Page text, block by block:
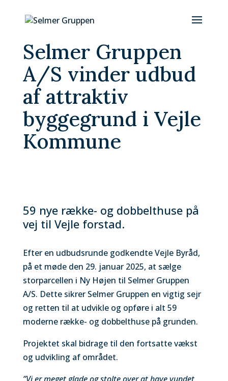
Selmer Gruppen
A/S vinder udbud
af attraktiv
byggegrund i Vejle
Kommune
59 nye række- og dobbelthuse på
vej til Vejle forstad.
Efter en udbudsrunde godkendte Vejle Byråd,
på et møde den 29. januar 2025, at sælge
storparcellen i Ny Højen til Selmer Gruppen
A/S. Dette sikrer Selmer Gruppen en vigtig sejr
og retten til at udvikle og opføre i alt 59
moderne række- og dobbelthuse på grunden.
Projektet skal bidrage til den fortsatte vækst
og udvikling af området.